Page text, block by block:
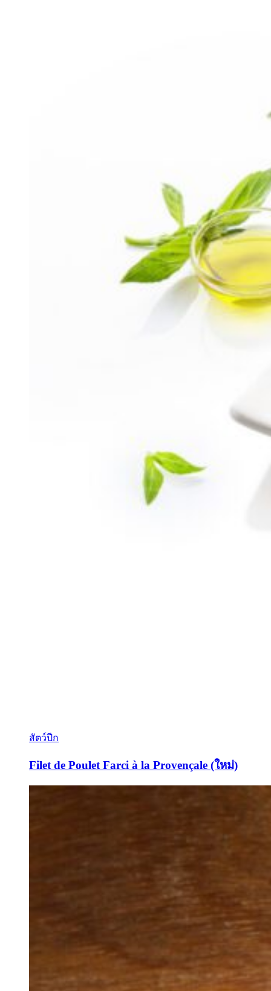
สัตว์ปีก
Filet de Poulet Farci à la Provençale (ใหม่)